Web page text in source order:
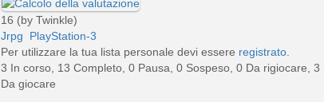
16 (by Twinkle)
Jrpg
PlayStation-3
Per utilizzare la tua lista personale devi essere registrato
3 In corso, 13 Completo, 0 Pausa, 0 Sospeso, 0 Da rigiocare, 3
Da giocare